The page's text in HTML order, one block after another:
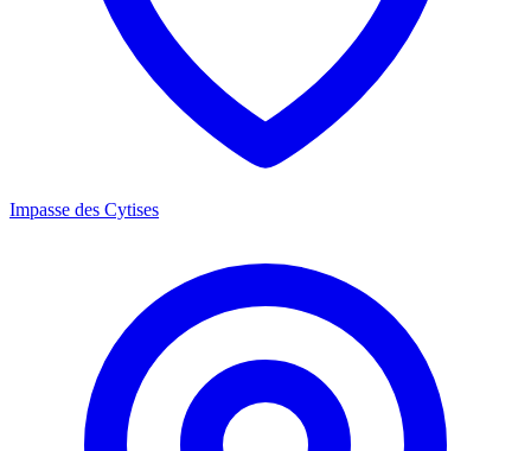
Impasse des Cytises